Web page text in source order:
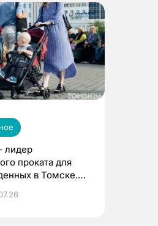
лидер
проката для
в Томске.